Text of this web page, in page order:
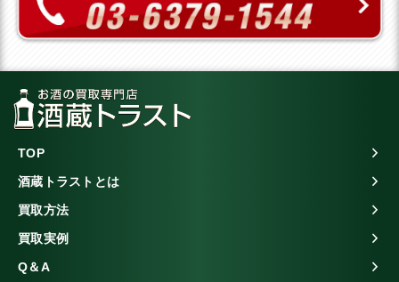
TOP
酒蔵トラストとは
買取方法
買取実例
Q＆A